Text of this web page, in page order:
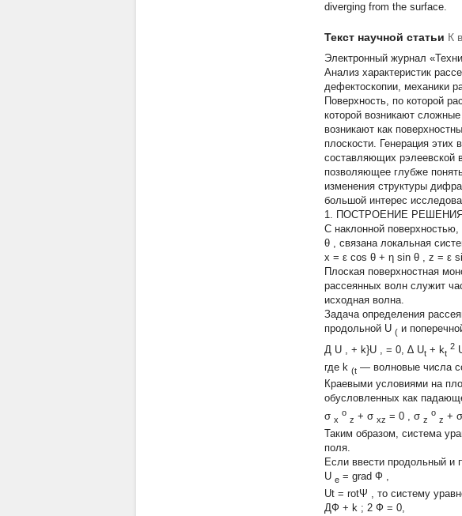
diverging from the surface.
Текст научной статьи К
Электронный журнал
Анализ характеристик
дефектоскопии, механики
Поверхность, по которой
которой возникают
возникают как
плоскости. Генерация этих
составляющих рэлеевской
позволяющее глубже
изменения структуры
большой интерес
1. ПОСТРОЕНИЕ РЕШЕНИЯ
С наклонной
θ , связана локальная
x = ε cos θ + η sin θ , z = ε
Плоская поверхностная
рассеянных волн служит
исходная волна.
Задача определения
продольной U ( и
Д U + k}U = 0, ∆ Ut + kt
2
где k (t — волновые числа
Краевыми условиями на
обусловленных как
σ x
o
z + σ xz = 0 , σ z
o
z + σ
Таким образом, система
поля.
Если ввести продольный и
U е = grad Ф ,
Ut = rotΨ , то систему
ДФ + k ; 2 Ф = 0,